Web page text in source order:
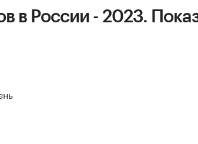
в России - 2023.